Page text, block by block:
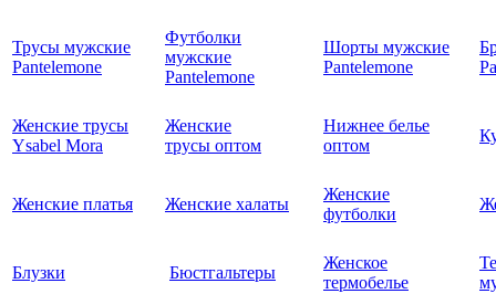
Трусы мужские
Pantelemone
Футболки
мужские
Pantelemone
Шорты мужские
Pantelemone
Женские трусы
Ysabel Mora
Женские
трусы оптом
Нижнее белье
оптом
Женские платья Женские халаты
Женские
футболки
Блузки Бюстгальтеры
Женское
термобелье